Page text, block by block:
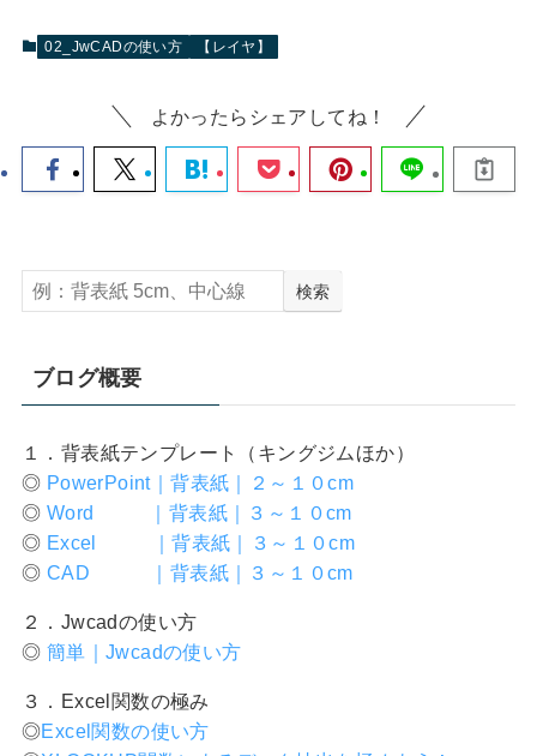
02_JwCADの使い方 【レイヤ】
よかったらシェアしてね！
検索
ブログ概要
１．背表紙テンプレート（キングジムほか）
◎ PowerPoint｜背表紙｜２～１０cm
◎ Word ｜背表紙｜３～１０cm
◎ Excel ｜背表紙｜３～１０cm
◎ CAD ｜背表紙｜３～１０cm
２．Jwcadの使い方
◎ 簡単｜Jwcadの使い方
３．Excel関数の極み
◎Excel関数の使い方